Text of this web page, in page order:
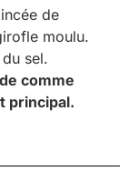
de
moulu.
sel.
comme
principal.